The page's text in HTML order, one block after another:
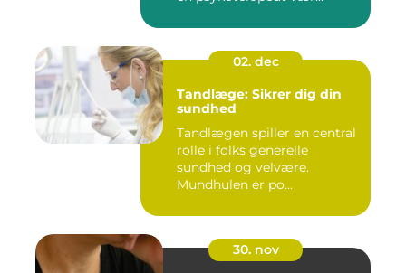
02. dec
Tandlæge: Sikrer dig din
sundhed
Tandlægen spiller en central
rolle i folks generelle
sundhed og velvære.
Mundhulen er po...
30. nov